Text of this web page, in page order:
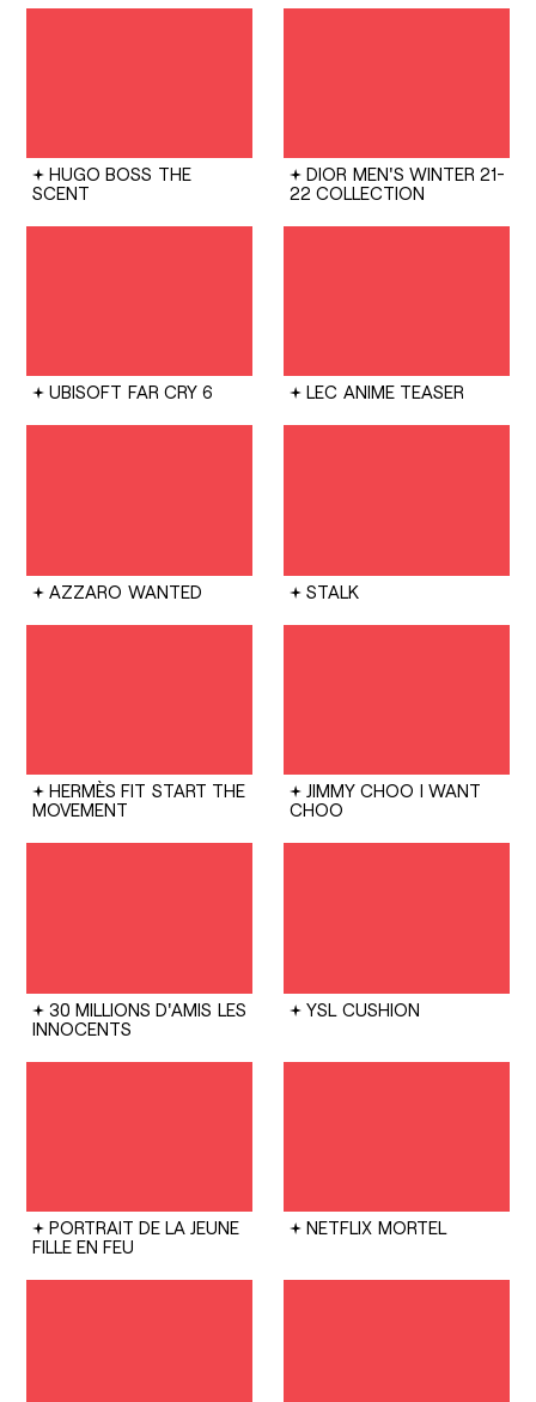
HUGO BOSS THE
SCENT
DIOR MEN'S WINTER 21-
22 COLLECTION
UBISOFT FAR CRY 6 LEC ANIME TEASER
AZZARO WANTED STALK
HERMÈS FIT START THE
MOVEMENT
JIMMY CHOO I WANT
CHOO
30 MILLIONS D'AMIS LES
INNOCENTS
YSL CUSHION
PORTRAIT DE LA JEUNE
FILLE EN FEU
NETFLIX MORTEL